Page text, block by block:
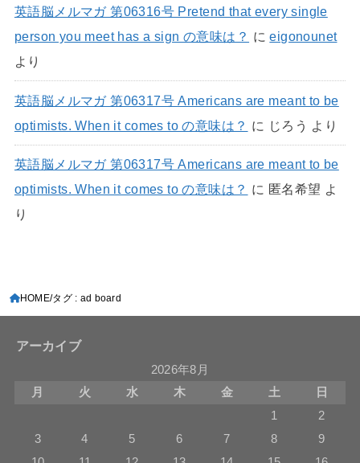
英語脳メルマガ 第06316号 Pretend that every single
person you meet has a sign の意味は？ にeigonounet
より
英語脳メルマガ 第06317号 Americans are meant to be
optimists. When it comes to の意味は？ に じろう より
英語脳メルマガ 第06317号 Americans are meant to be
optimists. When it comes to の意味は？ に 匿名希望 よ
り
HOME タグ : ad board
アーカイブ
2026年8月
月
火 水 木 金 土
日
1
2
3
4 5 6 7 8
9